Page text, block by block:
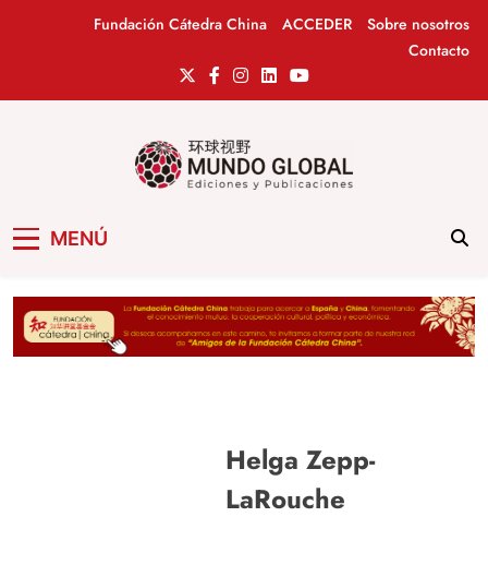
Fundación Cátedra China ACCEDER
Sobre nosotros
Contacto
MENÚ
Helga Zepp-
LaRouche